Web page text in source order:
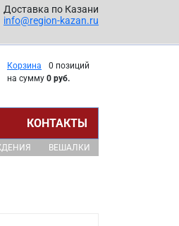
Доставка по Казани
info@region-kazan.ru
Корзина
0 позиций
на сумму 0 руб.
КОНТАКТЫ
ВЕШАЛКИ